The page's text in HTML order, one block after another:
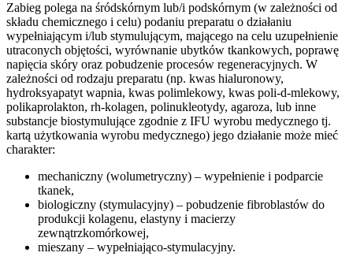
Zabieg polega na śródskórnym lub/i podskórnym (w zależności od
składu chemicznego i celu) podaniu preparatu o działaniu
wypełniającym i/lub stymulującym, mającego na celu uzupełnienie
utraconych objętości, wyrównanie ubytków tkankowych, poprawę
napięcia skóry oraz pobudzenie procesów regeneracyjnych. W
zależności od rodzaju preparatu (np. kwas hialuronowy,
hydroksyapatyt wapnia, kwas polimlekowy, kwas poli-d-mlekowy,
polikaprolakton, rh-kolagen, polinukleotydy, agaroza, lub inne
substancje biostymulujące zgodnie z IFU wyrobu medycznego tj.
kartą użytkowania wyrobu medycznego) jego działanie może mieć
charakter:
mechaniczny (wolumetryczny) – wypełnienie i podparcie
tkanek,
biologiczny (stymulacyjny) – pobudzenie fibroblastów do
produkcji kolagenu, elastyny i macierzy
zewnątrzkomórkowej,
mieszany – wypełniająco-stymulacyjny.